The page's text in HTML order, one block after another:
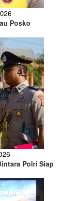
Posko
Polri Siap